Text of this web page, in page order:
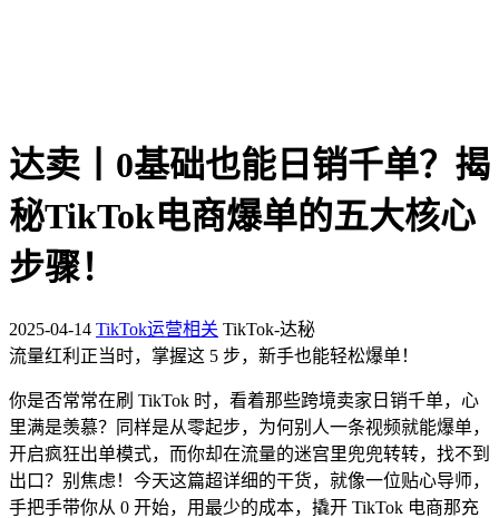
达卖丨0基础也能日销千单？揭
秘TikTok电商爆单的五大核心
步骤！
2025-04-14 TikTok运营相关 TikTok-达秘
流量红利正当时，掌握这 5 步，新手也能轻松爆单！
你是否常常在刷 TikTok 时，看着那些跨境卖家日销千单，心
里满是羡慕？同样是从零起步，为何别人一条视频就能爆单，
开启疯狂出单模式，而你却在流量的迷宫里兜兜转转，找不到
出口？别焦虑！今天这篇超详细的干货，就像一位贴心导师，
手把手带你从 0 开始，用最少的成本，撬开 TikTok 电商那充